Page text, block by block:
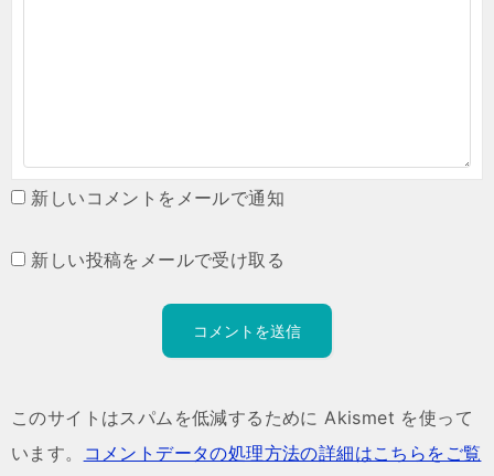
新しいコメントをメールで通知
新しい投稿をメールで受け取る
このサイトはスパムを低減するために Akismet を使って
います。
コメントデータの処理方法の詳細はこちらをご覧